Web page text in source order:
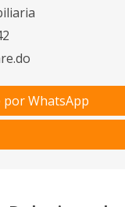
por WhatsApp